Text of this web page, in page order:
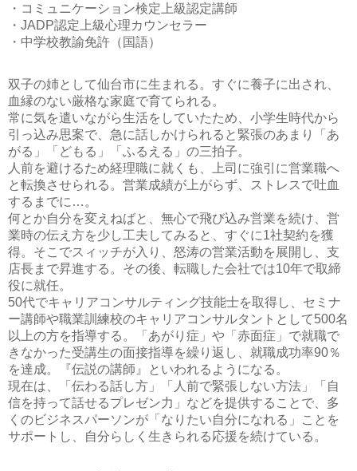
・コミュニケーション検定上級認定講師
・JADP認定上級心理カウンセラー
・中学校教諭免許（国語）
双子の姉として仙台市に生まれる。すぐに養子に出され、
血縁のない厳格な家庭で育てられる。
常に気を遣いながら生活をしていたため、小学生時代から
引っ込み思案で、急に話しかけられると緊張のあまり「あ
がる」「どもる」「ふるえる」の三拍子。
人前を避けるため経理職に就くも、上司に強引に営業職へ
と転換させられる。営業成績が上がらず、ストレスで吐血
するまでに…。
何とか自分を変えねばと、無心で飛び込み営業を続け、営
業時の伝え方を少し工夫してみると、すぐに1社契約を獲
得。そこでスィッチが入り、怒涛の営業活動を展開し、支
店長まで昇進する。その後、転職した会社では10年で取締
役に就任。
50代でキャリアコンサルティング技能士を取得し、セミナ
ー講師や職業訓練校のキャリアコンサルタントとして500名
以上の方を指導する。「あがり症」や「赤面症」で就職で
きなかった受講生の面接指導を繰り返し、就職成功率90％
を達成。『伝説の講師』といわれるようになる。
現在は、「伝わる話し方」「人前で緊張しない方法」「自
信を持って話せるプレゼン力」などを提供することで、多
くのビジネスパーソンが「なりたい自分になれる」ことを
サポートし、自分らしく生きられる応援を続けている。